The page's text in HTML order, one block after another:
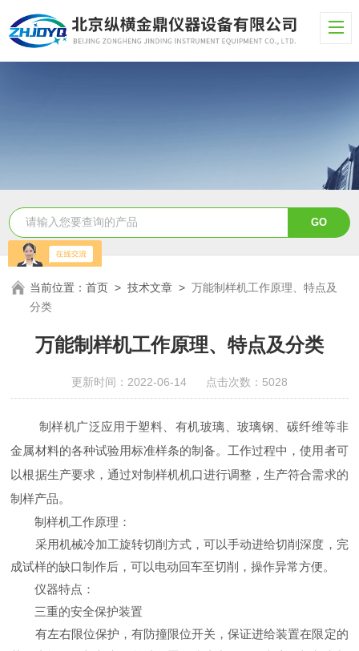
当前位置：首页 >技术文章 >万能制样机工作原理、特点及
分类
万能制样机工作原理、特点及分类
更新时间：2022-06-14 点击次数：5028
制样机广泛应用于塑料、有机玻璃、玻璃钢、碳纤维等非
金属材料的各种试验用标准样条的制备。工作过程中，使用者可
以根据生产要求，通过对制样机机口进行调整，生产符合需求的
制样产品。
制样机工作原理：
采用机械冷加工旋转切削方式，可以手动进给切削深度，完
成试样的缺口制作后，可以电动回车至切削，操作异常方便。
仪器特点：
三重的安全保护装置
有左右限位保护，有防撞限位开关，保证进给装置在限定的